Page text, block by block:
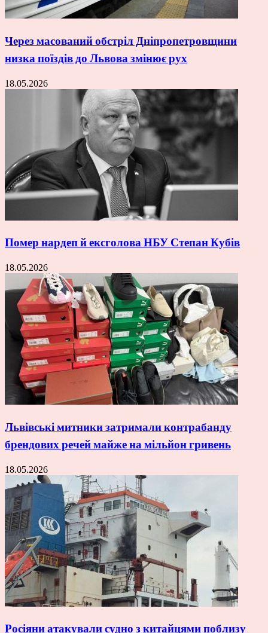
Через масований обстріл Дніпропетровщини
низка поїздів до Львова змінює рух
18.05.2026
Помер нардеп й ексголова НБУ Степан Кубів
18.05.2026
Львівські митники затримали контрабанду
брендових речей майже на мільйон гривень
18.05.2026
Росіяни атакували судно з китайцями поблизу